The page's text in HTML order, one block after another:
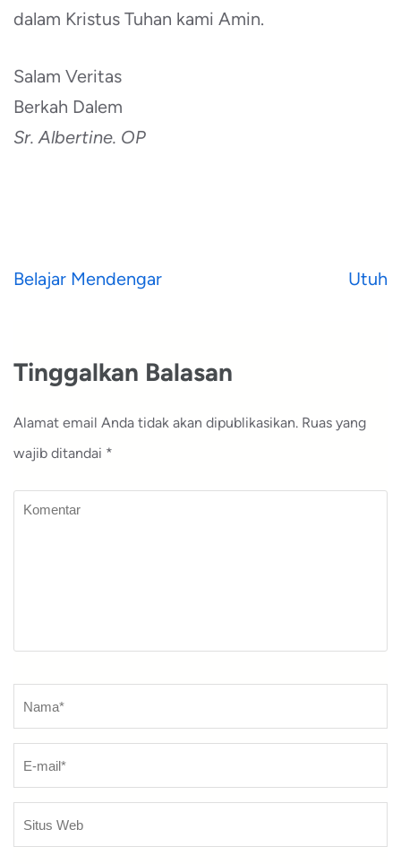
dalam Kristus Tuhan kami Amin.
Salam Veritas
Berkah Dalem
Sr. Albertine. OP
Navigasi
Belajar Mendengar Utuh
Tinggalkan Balasan
Alamat email Anda tidak akan dipublikasikan. Ruas yang
wajib ditandai *
Komentar
Nama